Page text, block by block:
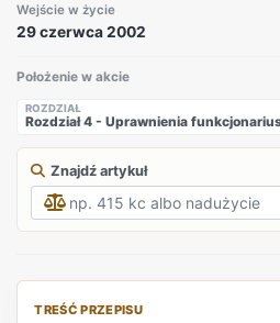
Wejście w życie
29 czerwca 2002
Położenie w akcie
ROZDZIAŁ
Rozdział 4 - Uprawnienia
Znajdź artykuł
TREŚĆ PRZEPISU